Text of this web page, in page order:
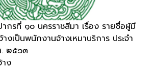
กรที่ ๑๐ นครราชสีมา เรื่อง รายชื่อผู้มี
งเป็นพนักงานจ้างเหมาบริการ ประจำ
๒๕๖๓
ง